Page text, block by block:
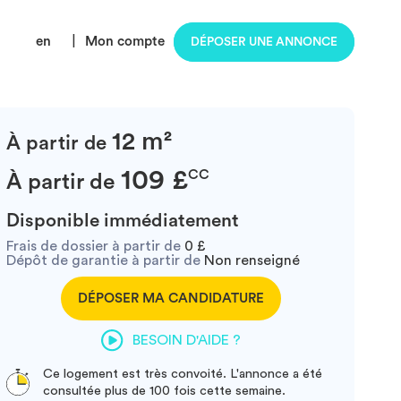
en Mon compte DÉPOSER UNE ANNONCE
À partir de 12 m²
À partir de 109 £CC
Disponible immédiatement
Frais de dossier à partir de 0 £
Dépôt de garantie à partir deNon renseigné
DÉPOSER MA CANDIDATURE
BESOIN D'AIDE ?
Ce logement est très convoité. L'annonce a été
consultée plus de 100 fois cette semaine.